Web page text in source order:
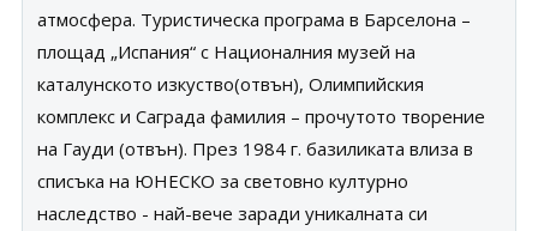
атмосфера. Туристическа програма в Барселона –
площад „Испания“ с Националния музей на
каталунското изкуство(отвън), Олимпийския
комплекс и Саграда фамилия – прочутото творение
на Гауди (отвън). През 1984 г. базиликата влиза в
списъка на ЮНЕСКО за световно културно
наследство - най-вече заради уникалната си